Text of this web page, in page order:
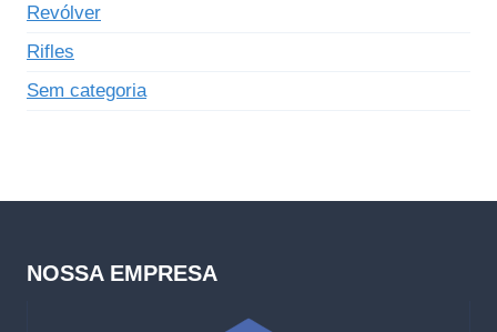
Revólver
Rifles
Sem categoria
NOSSA EMPRESA